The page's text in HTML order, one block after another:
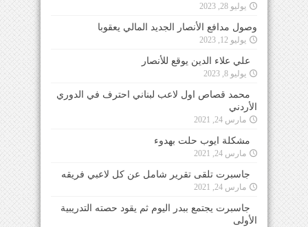
يوليو 28, 2023
وصول مدافع الأنصار الجديد المالي يعقوبا
يوليو 12, 2023
علي علاء الدين يوقع للأنصار
يوليو 8, 2023
محمد قصاص اول لاعب لبناني احترف في الدوري
الأردني
مارس 24, 2021
مشكلة ايوب حلت بهدوء
مارس 24, 2021
جاسبرت تلقى تقرير شامل عن كل لاعبي فريقه
مارس 24, 2021
جاسبرت يجتمع ببدر اليوم ثم يقود حصته التدريبية
الأولى